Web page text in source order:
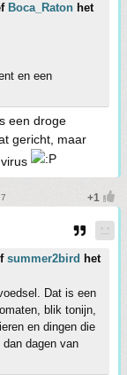
Boca_Raton het
en een
een droge
gericht, maar
summer2bird het
Dat is een
blik tonijn,
en dingen die
dagen van